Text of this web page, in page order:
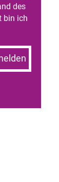
des
bin ich